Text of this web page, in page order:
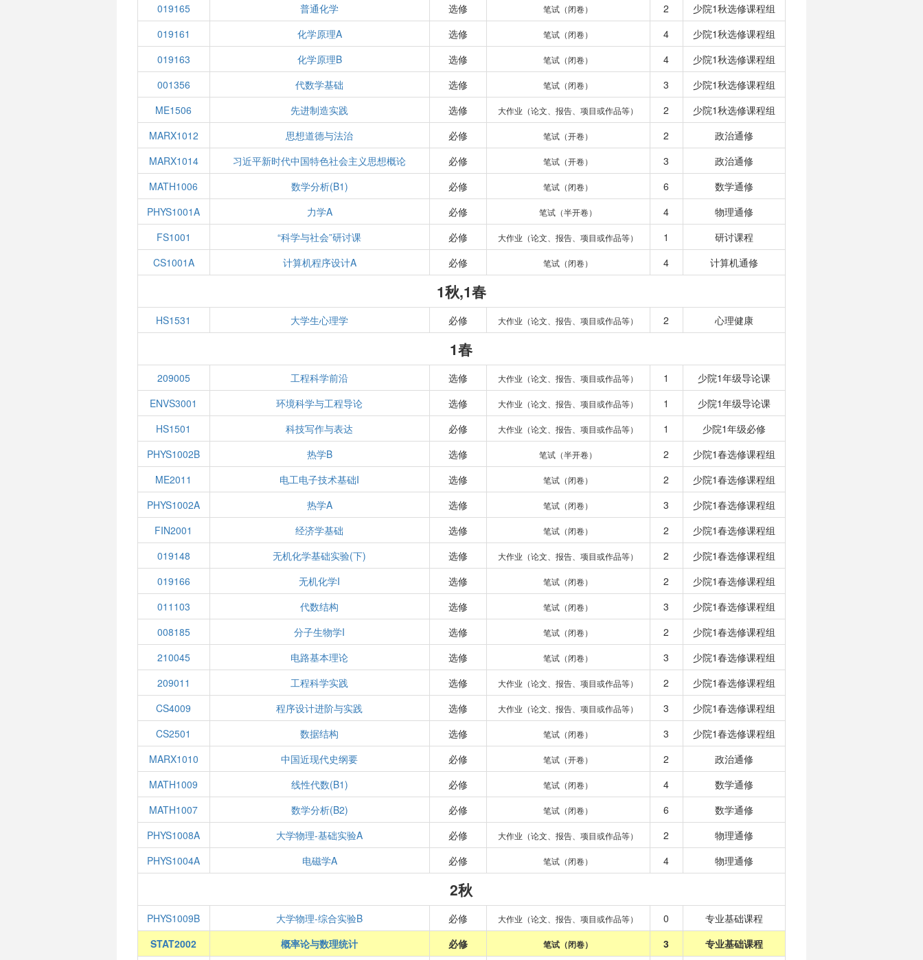
019165
普通化学 选修 笔试（闭卷） 2
少院1秋选修课程组
019161
化学原理A 选修 笔试（闭卷） 4
少院1秋选修课程组
019163
化学原理B 选修 笔试（闭卷） 4
少院1秋选修课程组
001356
代数学基础 选修 笔试（闭卷） 3
少院1秋选修课程组
ME1506
先进制造实践 选修 大作业（论文、报告、项目或作品等） 2
少院1秋选修课程组
MARX1012
思想道德与法治 必修 笔试（开卷） 2
政治通修
MARX1014
习近平新时代中国特色社会主义思想概论 必修 笔试（开卷） 3
政治通修
MATH1006
数学分析(B1) 必修 笔试（闭卷） 6
数学通修
PHYS1001A
力学A 必修 笔试（半开卷） 4
物理通修
FS1001
“科学与社会”研讨课 必修 大作业（论文、报告、项目或作品等） 1
研讨课程
CS1001A
计算机程序设计A 必修 笔试（闭卷） 4 计算机通修
1秋,1春
HS1531 大学生心理学 必修 大作业（论文、报告、项目或作品等） 2 心理健康
1春
209005 工程科学前沿 选修 大作业（论文、报告、项目或作品等） 1
少院1年级导论课
ENVS3001
环境科学与工程导论 选修 大作业（论文、报告、项目或作品等） 1
少院1年级导论课
HS1501
科技写作与表达 必修 大作业（论文、报告、项目或作品等） 1
少院1年级必修
PHYS1002B
热学B 选修 笔试（半开卷） 2
少院1春选修课程组
ME2011
电工电子技术基础I 选修 笔试（闭卷） 2
少院1春选修课程组
PHYS1002A
热学A 选修 笔试（闭卷） 3
少院1春选修课程组
FIN2001
经济学基础 选修 笔试（闭卷） 2
少院1春选修课程组
019148
无机化学基础实验(下) 选修 大作业（论文、报告、项目或作品等） 2
少院1春选修课程组
019166
无机化学I 选修 笔试（闭卷） 2
少院1春选修课程组
011103
代数结构 选修 笔试（闭卷） 3
少院1春选修课程组
008185
分子生物学I 选修 笔试（闭卷） 2
少院1春选修课程组
210045
电路基本理论 选修 笔试（闭卷） 3
少院1春选修课程组
209011
工程科学实践 选修 大作业（论文、报告、项目或作品等） 2
少院1春选修课程组
CS4009
程序设计进阶与实践 选修 大作业（论文、报告、项目或作品等） 3
少院1春选修课程组
CS2501
数据结构 选修 笔试（闭卷） 3
少院1春选修课程组
MARX1010
中国近现代史纲要 必修 笔试（开卷） 2
政治通修
MATH1009
线性代数(B1) 必修 笔试（闭卷） 4
数学通修
MATH1007
数学分析(B2) 必修 笔试（闭卷） 6
数学通修
PHYS1008A
大学物理-基础实验A 必修 大作业（论文、报告、项目或作品等） 2
物理通修
PHYS1004A
电磁学A 必修 笔试（闭卷） 4 物理通修
2秋
PHYS1009B 大学物理-综合实验B 必修 大作业（论文、报告、项目或作品等） 0
专业基础课程
STAT2002
概率论与数理统计 必修 笔试（闭卷） 3
专业基础课程